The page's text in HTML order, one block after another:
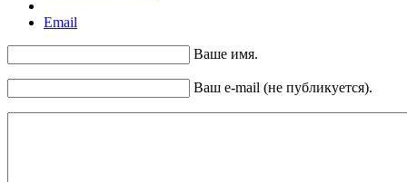
Email
Ваше имя.
Ваш e-mail (не публикуется).